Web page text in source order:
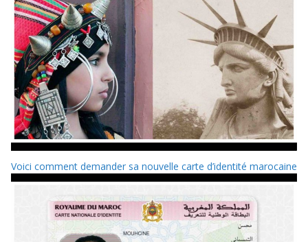
Voici comment demander sa nouvelle carte d’identité marocaine